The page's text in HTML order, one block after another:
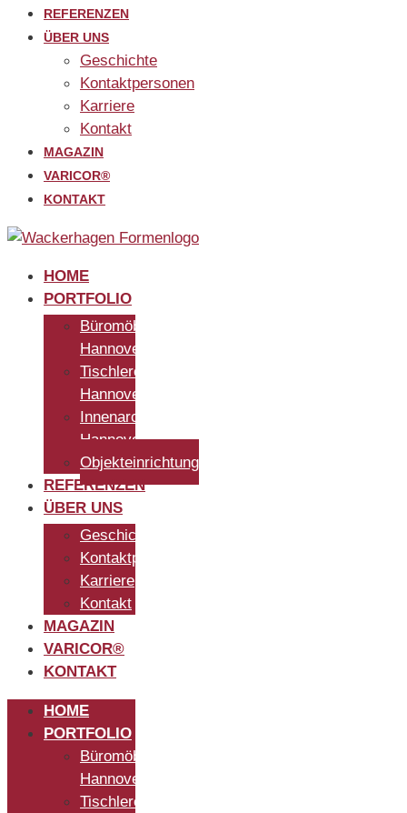
REFERENZEN
ÜBER UNS
Geschichte
Kontaktpersonen
Karriere
Kontakt
MAGAZIN
VARICOR®
KONTAKT
HOME
PORTFOLIO
Büromöbel
Hannover
Tischlerei
Hannover
Innenarchitekt
Hannover
Objekteinrichtung
REFERENZEN
ÜBER UNS
Geschichte
Kontaktpersonen
Karriere
Kontakt
MAGAZIN
VARICOR®
KONTAKT
HOME
PORTFOLIO
Büromöbel
Hannover
Tischlerei